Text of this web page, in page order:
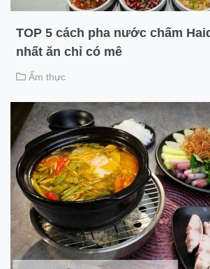
TOP 5 cách pha nước chấm
nhất ăn chỉ có mê
Ẩm thực